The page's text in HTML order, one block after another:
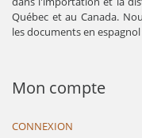
Québec et au Canada.
les documents en
Mon compte
CONNEXION